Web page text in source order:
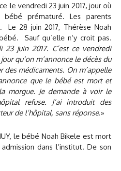
le vendredi 23 juin 2017, jour où
prématuré. Les parents
Le 28 juin 2017, Thérèse Noah
Sauf qu’elle n’y croit pas.
23 juin 2017. C’est ce vendredi
qu’on m’annonce le décès du
des médicaments. On m’appelle
que le bébé est mort et
morgue. Je demande à voir le
refuse. J’ai introduit des
de l’hôpital, sans réponse.»